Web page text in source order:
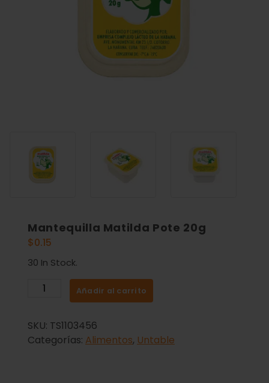
Mantequilla Matilda Pote 20g
$0.15
30 In Stock.
Añadir al carrito
SKU: TS1103456
Categorías: Alimentos, Untable